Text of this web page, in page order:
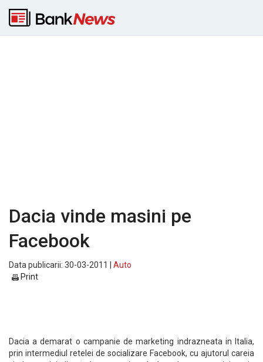
Dacia vinde masini pe
Facebook
Data publicarii: 30-03-2011 | Auto
Print
Dacia a demarat o campanie de marketing indrazneata in Italia,
prin intermediul retelei de socializare Facebook, cu ajutorul careia